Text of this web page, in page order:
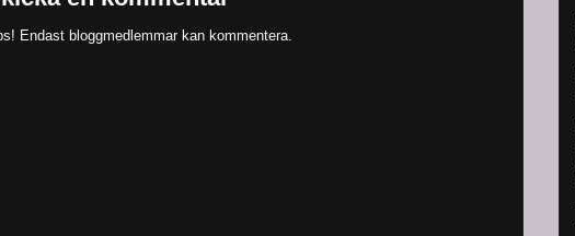
Endast bloggmedlemmar kan kommentera.